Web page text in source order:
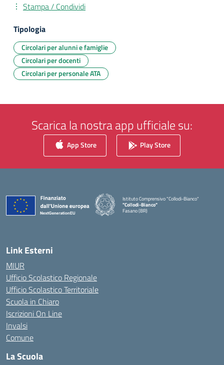
Stampa / Condividi
Tipologia
Circolari per alunni e famiglie
Circolari per docenti
Circolari per personale ATA
Scarica la nostra app ufficiale su:
App Store Play Store
Istituto Comprensivo "Collodi-Bianco"
"Collodi-Bianco"
Fasano (BR)
Link Esterni
MIUR
Ufficio Scolastico Regionale
Ufficio Scolastico Territoriale
Scuola in Chiaro
Iscrizioni On Line
Invalsi
Comune
La Scuola